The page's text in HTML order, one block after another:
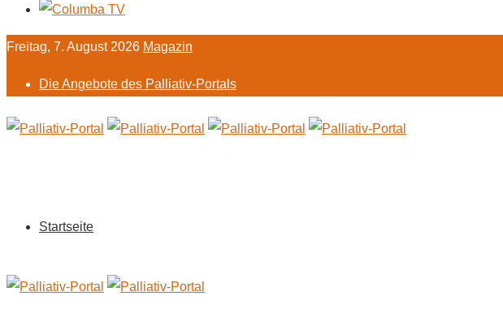
Freitag, 7. August 2026 Magazin
Die Angebote des Palliativ-Portals
Startseite